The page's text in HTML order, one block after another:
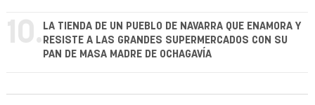
10. LA TIENDA DE UN PUEBLO DE NAVARRA QUE ENAMORA Y
RESISTE A LAS GRANDES SUPERMERCADOS CON SU
PAN DE MASA MADRE DE OCHAGAVÍA